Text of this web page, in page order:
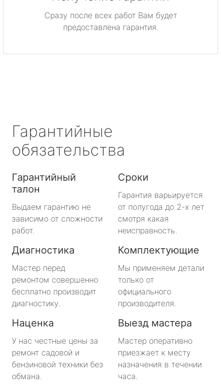
Сразу после всех работ Вам будет
предоставлена гарантия.
Гарантийные
обязательства
Гарантийный
талон
Выдаем гарантию не
зависимо от сложности
работ.
Сроки
Гарантия варьируется
от полугода до 2-х лет
смотря какая
неисправность.
Диагностика
Мастер перед
ремонтом совершенно
бесплатно производит
диагностику.
Комплектующие
Мы применяем детали
только от
официального
производителя.
Наценка
У нас честные цены за
ремонт садовой и
бензиновой техники без
обмана.
Выезд мастера
Мастер оперативно
приезжает к месту
назначения в течении
часа.